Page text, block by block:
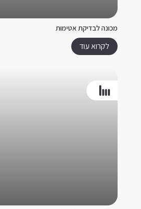
מכונה לבדיקת אטימות
לקרוא עוד